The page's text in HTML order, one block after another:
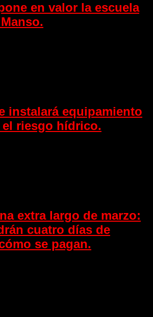
en valor la escuela
instalará equipamiento
riesgo hídrico.
extra largo de marzo:
cuatro días de
se pagan.